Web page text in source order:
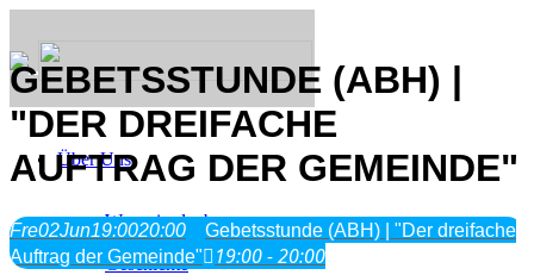
Über Uns
Was wir glauben
Jesus Christus
Geschichte
GEBETSSTUNDE (ABH) |
"DER DREIFACHE
AUFTRAG DER GEMEINDE"
Fre02Jun19:0020:00
Gebetsstunde (ABH) | "Der dreifache
Auftrag der Gemeinde"
19:00 - 20:00